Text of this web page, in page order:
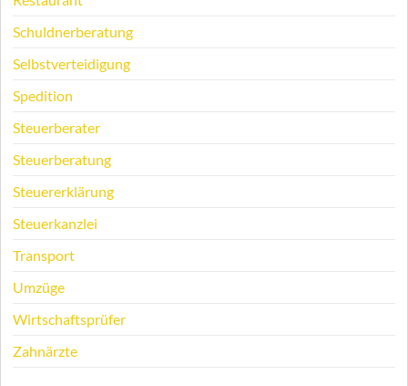
Schuldnerberatung
Selbstverteidigung
Spedition
Steuerberater
Steuerberatung
Steuererklärung
Steuerkanzlei
Transport
Umzüge
Wirtschaftsprüfer
Zahnärzte